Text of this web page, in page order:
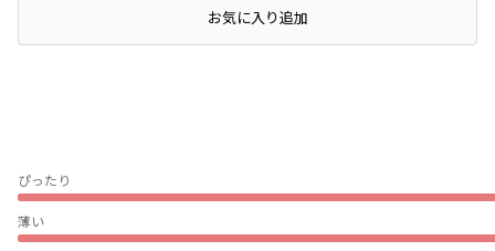
ぴったり
薄い
店頭在庫を確認するお気に入り追加